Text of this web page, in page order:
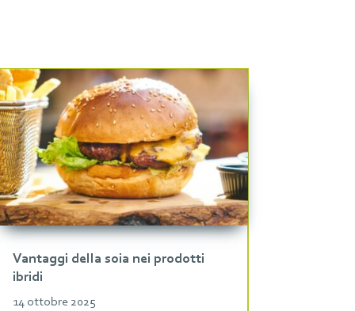
Vantaggi della soia nei prodotti
ibridi
14 ottobre 2025